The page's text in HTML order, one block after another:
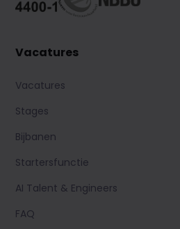
Vacatures
Vacatures
Stages
Bijbanen
Startersfunctie
AI Talent & Engineers
FAQ